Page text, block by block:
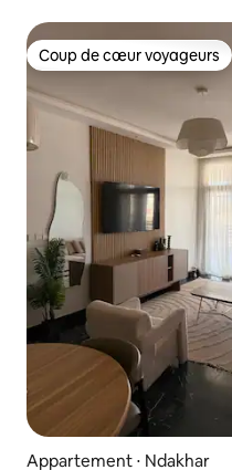
Coup de cœur voyageurs
Coup de cœur voyageurs
Appartement ⋅ Ndakhar